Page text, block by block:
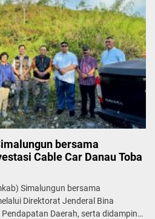
bersama
Cable Car Danau Toba
Simalungun bersama
Direktorat Jenderal Bina
Daerah, serta didampingi